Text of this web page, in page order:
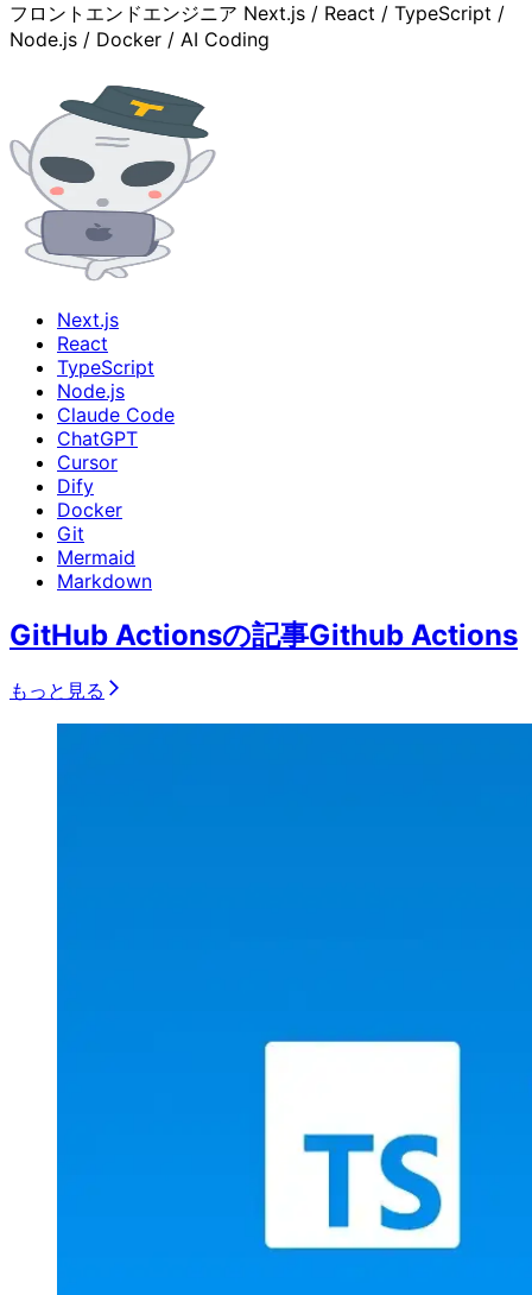
フロントエンドエンジニア Next.js / React / TypeScript /
Node.js / Docker / AI Coding
Next.js
React
TypeScript
Node.js
Claude Code
ChatGPT
Cursor
Dify
Docker
Git
Mermaid
Markdown
GitHub Actionsの記事Github Actions
もっと見る